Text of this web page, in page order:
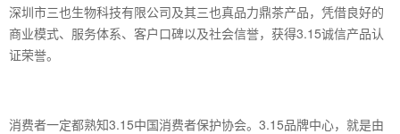
深圳市三也生物科技有限公司及其三也真品力鼎茶产品，凭借良好的
商业模式、服务体系、客户口碑以及社会信誉，获得3.15诚信产品认
证荣誉。
消费者一定都熟知3.15中国消费者保护协会。3.15品牌中心，就是由